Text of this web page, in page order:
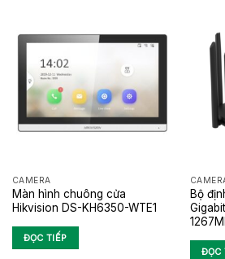
CAMERA
Màn hình chuông cửa
Hikvision DS-KH6350-WTE1
ĐỌC TIẾP
Bộ
ĐỌC